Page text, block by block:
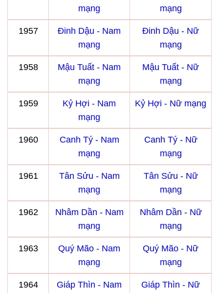
mạng
mạng
1957
Đinh Dậu - Nam
mạng
Đinh Dậu - Nữ
mạng
1958
Mậu Tuất - Nam
mạng
Mậu Tuất - Nữ
mạng
1959
Kỷ Hợi - Nam
mạng
Kỷ Hợi - Nữ mạng
1960
Canh Tý - Nam
mạng
Canh Tý - Nữ
mạng
1961
Tân Sửu - Nam
mạng
Tân Sửu - Nữ
mạng
1962
Nhâm Dần - Nam
mạng
Nhâm Dần - Nữ
mạng
1963
Quý Mão - Nam
mạng
Quý Mão - Nữ
mạng
1964
Giáp Thìn - Nam
Giáp Thìn - Nữ